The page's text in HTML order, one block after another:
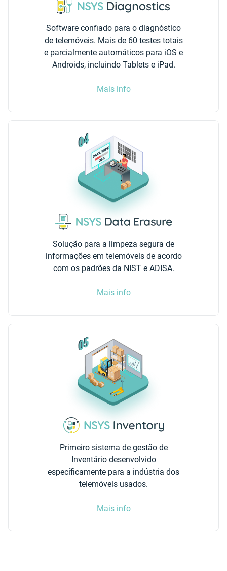
Software confiado para o diagnóstico
de telemóveis. Mais de 60 testes totais
e parcialmente automáticos para iOS e
Androids, incluindo Tablets e iPad.
Mais info
Solução para a limpeza segura de
informações em telemóveis de acordo
com os padrões da NIST e ADISA.
Mais info
Primeiro sistema de gestão de
Inventário desenvolvido
específicamente para a indústria dos
telemóveis usados.
Mais info